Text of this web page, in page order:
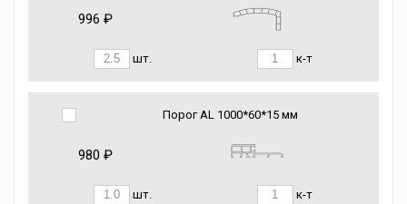
996 ₽
шт. к-т
Порог AL 1000*60*15 мм
980 ₽
шт. к-т